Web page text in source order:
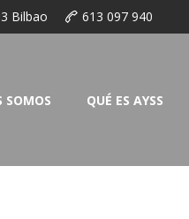
Bilbao 613 097 940
SOMOS QUÉ ES AYSS